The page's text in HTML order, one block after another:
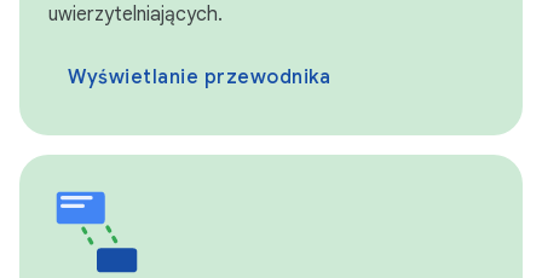
uwierzytelniających.
Wyświetlanie przewodnika